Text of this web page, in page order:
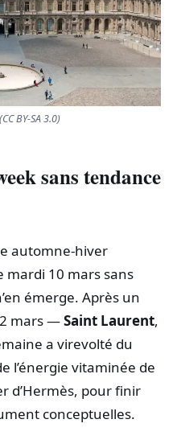
BY-SA 3.0)
sans tendance
automne‑hiver
mardi 10 mars sans
émerge. Après un
mars —Saint Laurent,
a virevolté du
l’énergie vitaminée de
d’Hermès, pour finir
conceptuelles.